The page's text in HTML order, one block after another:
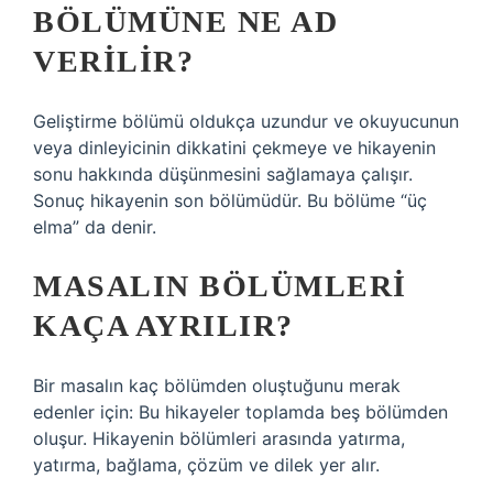
BÖLÜMÜNE NE AD
VERILIR?
Geliştirme bölümü oldukça uzundur ve okuyucunun
veya dinleyicinin dikkatini çekmeye ve hikayenin
sonu hakkında düşünmesini sağlamaya çalışır.
Sonuç hikayenin son bölümüdür. Bu bölüme “üç
elma” da denir.
MASALIN BÖLÜMLERI
KAÇA AYRILIR?
Bir masalın kaç bölümden oluştuğunu merak
edenler için: Bu hikayeler toplamda beş bölümden
oluşur. Hikayenin bölümleri arasında yatırma,
yatırma, bağlama, çözüm ve dilek yer alır.